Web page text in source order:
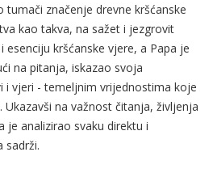
značenje drevne kršćanske
kao takva, na sažet i jezgrovit
esenciju kršćanske vjere, a Papa je
na pitanja, iskazao svoja
i vjeri - temeljnim vrijednostima koje
na važnost čitanja, življenja
je analizirao svaku direktu i
sadrži.